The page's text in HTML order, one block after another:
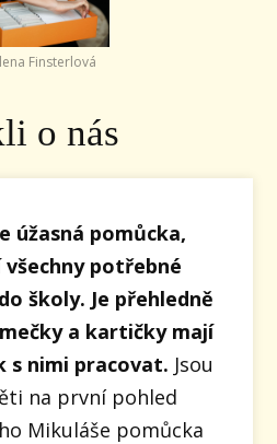
Finsterlová
o nás
úžasná pomůcka,
potřebné
školy. Je přehledně
a kartičky mají
s nimi pracovat. Jsou
na první pohled
Mikuláše pomůcka